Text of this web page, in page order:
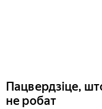
Пацвердзіце,
не робат